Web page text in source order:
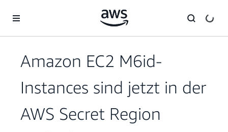
Überspringen zum Hauptinhalt
Amazon EC2 M6id-
Instances sind jetzt in der
AWS Secret Region